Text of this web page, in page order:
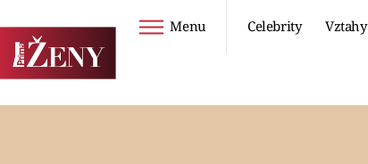
Menu Celebrity Vztahy